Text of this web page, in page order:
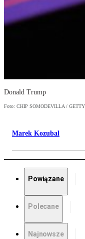
Donald Trump
Foto: CHIP SOMODEVILLA /
Marek Kozubal
Powiązane
Polecane
Najnowsze